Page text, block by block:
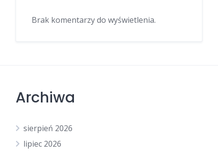
Brak komentarzy do wyświetlenia.
Archiwa
sierpień 2026
lipiec 2026